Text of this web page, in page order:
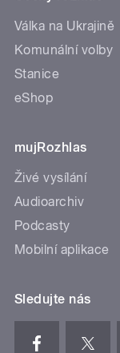
Válka na Ukrajině
Komunální volby
Stanice
eShop
mujRozhlas
Živé vysílání
Audioarchiv
Podcasty
Mobilní aplikace
Sledujte nás